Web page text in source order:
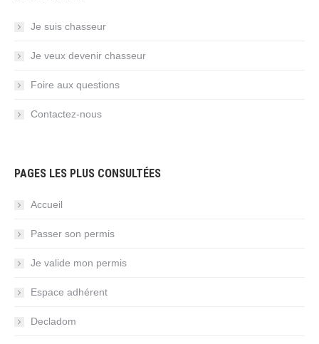
Je suis chasseur
Je veux devenir chasseur
Foire aux questions
Contactez-nous
PAGES LES PLUS CONSULTÉES
Accueil
Passer son permis
Je valide mon permis
Espace adhérent
Decladom